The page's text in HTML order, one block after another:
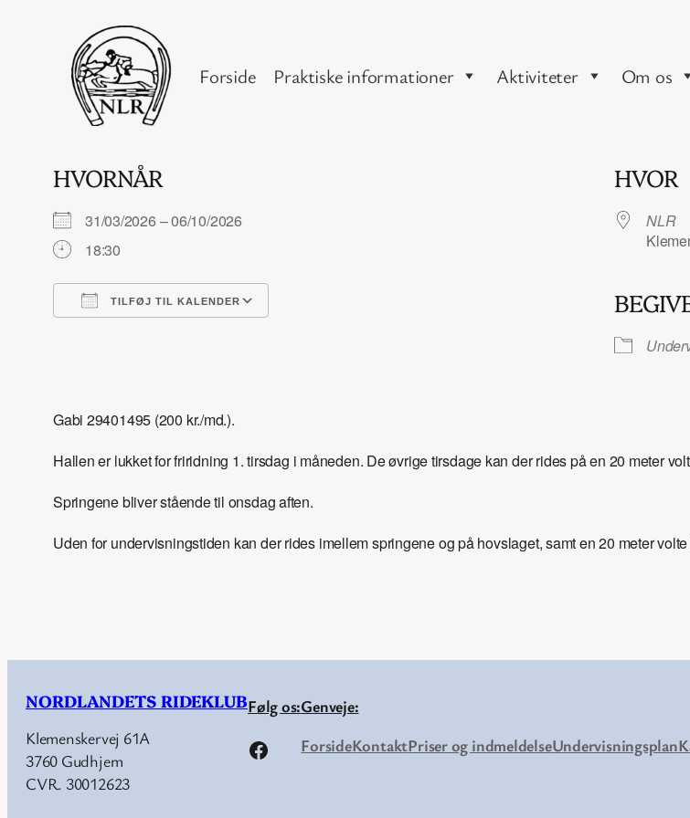
Forside Praktiske informationer Aktiviteter Om os
HVORNÅR
31/03/2026 – 06/10/2026
18:30
TILFØJ TIL KALENDER
HVOR
NLR
Gabi 29401495 (200 kr./md.).
Hallen er lukket for friridning 1. tirsdag i måneden. De øvrige tirsdage kan der rides på en 20 meter
Springene bliver stående til onsdag aften.
Uden for undervisningstiden kan der rides imellem springene og på hovslaget, samt en 20 meter
NORDLANDETS RIDEKLUB
Klemenskervej 61A
3760 Gudhjem
CVR. 30012623
Følg os:
Facebook
Genveje:
ForsideKontaktPriser og indmeldelseUndervisningsplan